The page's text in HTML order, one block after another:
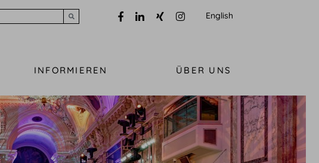
English
INFORMIEREN ÜBER UNS